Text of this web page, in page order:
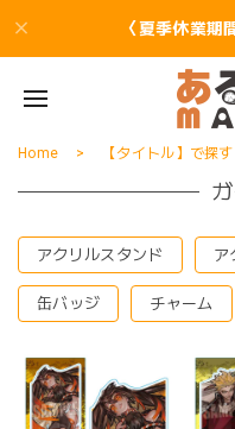
〈夏季休業期
Home 【タイトル】で探す
アクリルスタンド ア
缶バッジ チャーム